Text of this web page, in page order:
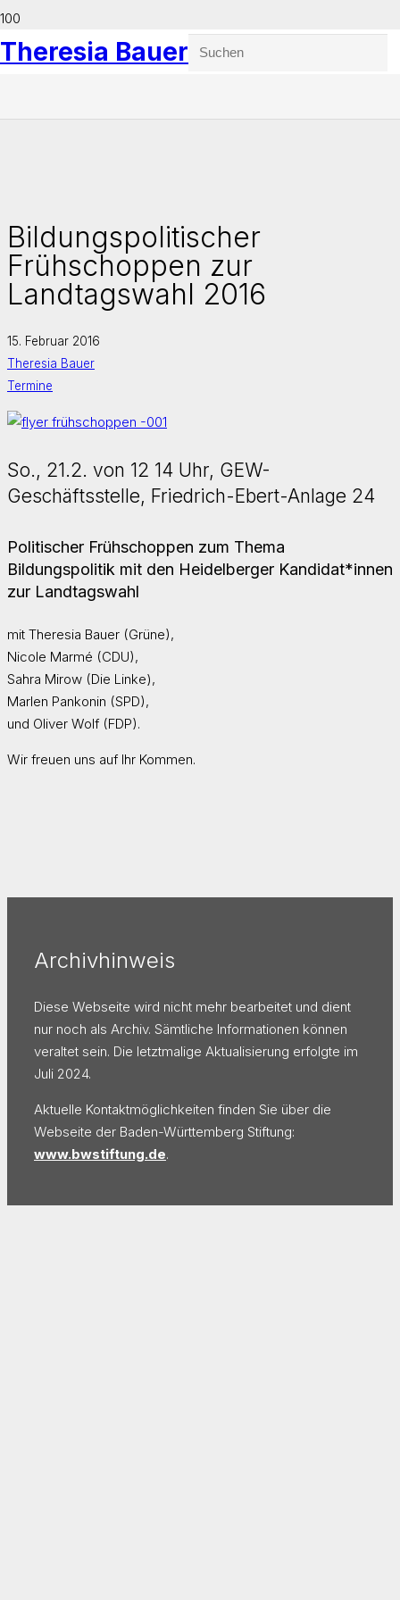
Theresia Bauer
Bildungspolitischer
Frühschoppen zur
Landtagswahl 2016
15. Februar 2016
Theresia Bauer
Termine
So., 21.2. von 12 14 Uhr, GEW-
Geschäftsstelle, Friedrich-Ebert-Anlage 24
Politischer Frühschoppen zum Thema
Bildungspolitik mit den Heidelberger Kandidat*innen
zur Landtagswahl
mit Theresia Bauer (Grüne),
Nicole Marmé (CDU),
Sahra Mirow (Die Linke),
Marlen Pankonin (SPD),
und Oliver Wolf (FDP).
Wir freuen uns auf Ihr Kommen.
Archivhinweis
Diese Webseite wird nicht mehr bearbeitet und dient
nur noch als Archiv. Sämtliche Informationen können
veraltet sein. Die letztmalige Aktualisierung erfolgte im
Juli 2024.
Aktuelle Kontaktmöglichkeiten finden Sie über die
Webseite der Baden-Württemberg Stiftung:
www.bwstiftung.de.